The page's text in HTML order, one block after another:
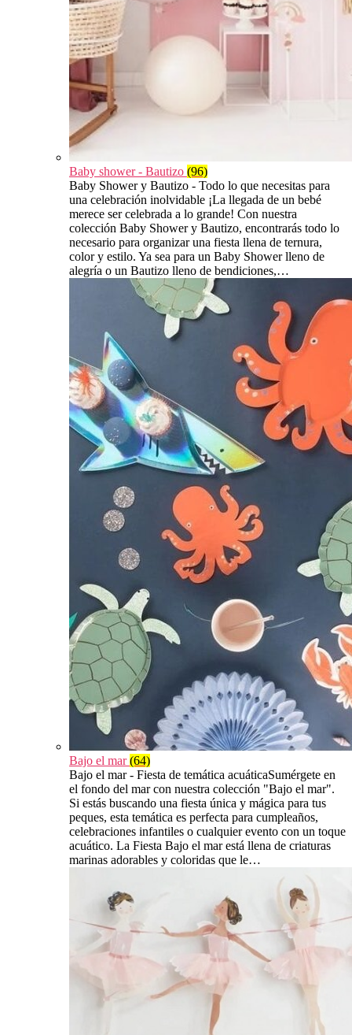
Baby shower - Bautizo (96)
Baby Shower y Bautizo - Todo lo que necesitas para
una celebración inolvidable ¡La llegada de un bebé
merece ser celebrada a lo grande! Con nuestra
colección Baby Shower y Bautizo, encontrarás todo lo
necesario para organizar una fiesta llena de ternura,
color y estilo. Ya sea para un Baby Shower lleno de
alegría o un Bautizo lleno de bendiciones,…
Bajo el mar(64)
Bajo el mar - Fiesta de temática acuáticaSumérgete en
el fondo del mar con nuestra colección "Bajo el mar".
Si estás buscando una fiesta única y mágica para tus
peques, esta temática es perfecta para cumpleaños,
celebraciones infantiles o cualquier evento con un toque
acuático. La Fiesta Bajo el mar está llena de criaturas
marinas adorables y coloridas que le…